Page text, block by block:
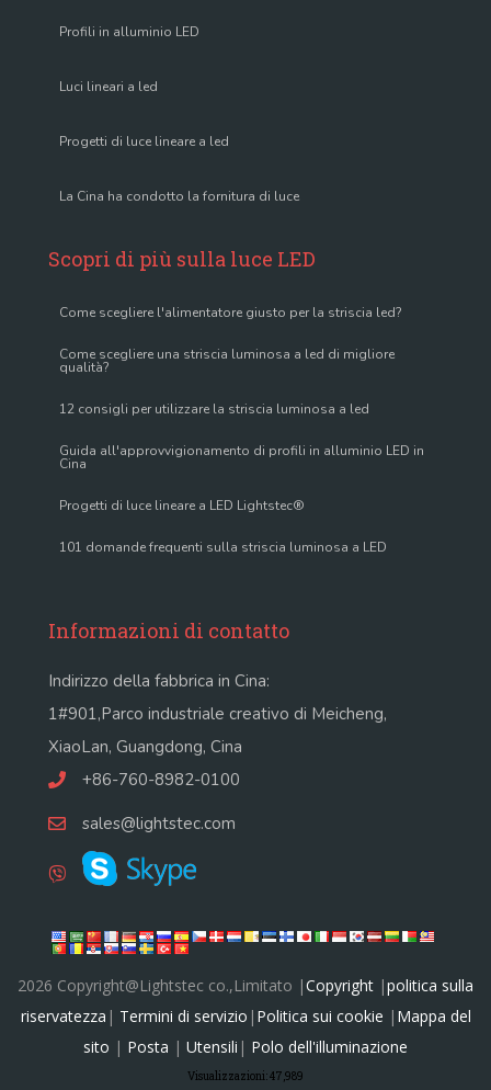
Profili in alluminio LED
Luci lineari a led
Progetti di luce lineare a led
La Cina ha condotto la fornitura di luce
Scopri di più sulla luce LED
Come scegliere l'alimentatore giusto per la striscia led?
Come scegliere una striscia luminosa a led di migliore
qualità?
12 consigli per utilizzare la striscia luminosa a led
Guida all'approvvigionamento di profili in alluminio LED in
Cina
Progetti di luce lineare a LED Lightstec®
101 domande frequenti sulla striscia luminosa a LED
Informazioni di contatto
Indirizzo della fabbrica in Cina:
1#901,Parco industriale creativo di Meicheng,
XiaoLan, Guangdong, Cina
+86-760-8982-0100
sales@lightstec.com
2026 Copyright@Lightstec co.,Limitato |Copyright |politica sulla
riservatezza | Termini di servizio | Politica sui cookie | Mappa del
sito | Posta | Utensili | Polo dell'illuminazione
Visualizzazioni:47,989